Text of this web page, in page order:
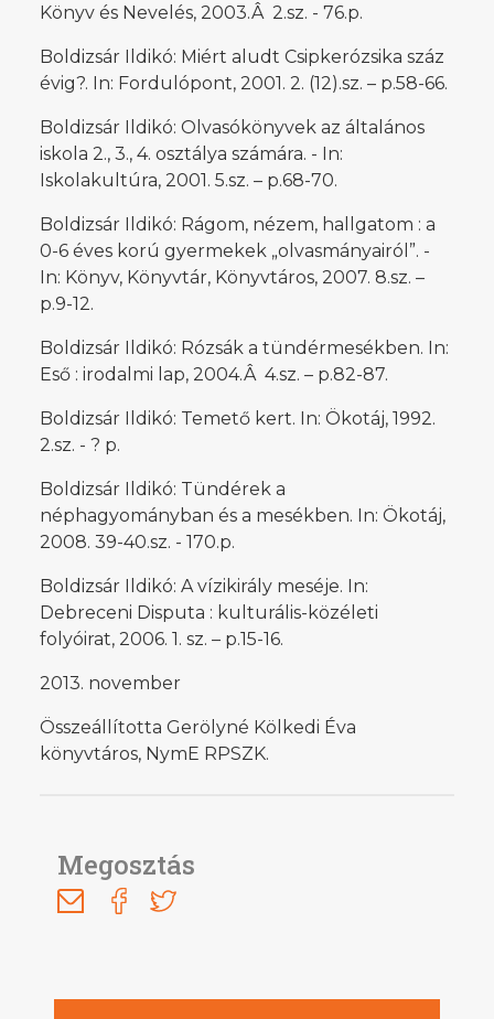
Könyv és Nevelés, 2003.Â 2.sz. - 76.p.
Boldizsár Ildikó: Miért aludt Csipkerózsika száz
évig?. In: Fordulópont, 2001. 2. (12).sz. – p.58-66.
Boldizsár Ildikó: Olvasókönyvek az általános
iskola 2., 3., 4. osztálya számára. - In:
Iskolakultúra, 2001. 5.sz. – p.68-70.
Boldizsár Ildikó: Rágom, nézem, hallgatom : a
0-6 éves korú gyermekek „olvasmányairól”. -
In: Könyv, Könyvtár, Könyvtáros, 2007. 8.sz. –
p.9-12.
Boldizsár Ildikó: Rózsák a tündérmesékben. In:
Eső : irodalmi lap, 2004.Â 4.sz. – p.82-87.
Boldizsár Ildikó: Temető kert. In: Ökotáj, 1992.
2.sz. - ? p.
Boldizsár Ildikó: Tündérek a
néphagyományban és a mesékben. In: Ökotáj,
2008. 39-40.sz. - 170.p.
Boldizsár Ildikó: A vízikirály meséje. In:
Debreceni Disputa : kulturális-közéleti
folyóirat, 2006. 1. sz. – p.15-16.
2013. november
Összeállította Gerölyné Kölkedi Éva
könyvtáros, NymE RPSZK.
Megosztás